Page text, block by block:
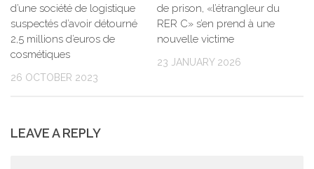
d’une société de logistique
suspectés d’avoir détourné
2,5 millions d’euros de
cosmétiques
26 OCTOBER 2023
de prison, «l’étrangleur du
RER C» s’en prend à une
nouvelle victime
23 JANUARY 2026
LEAVE A REPLY